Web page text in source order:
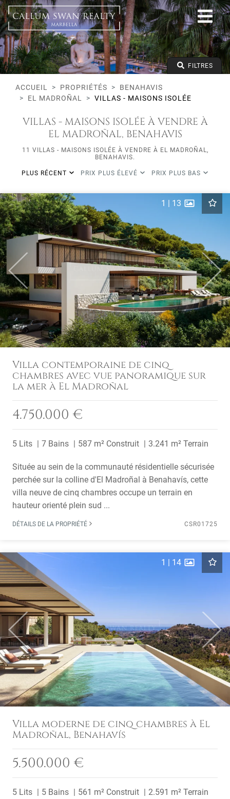
Tous les modes de vie
Benahavis
El Madroñal
Villas - Maisons Isolée
Prix à partir de
Prix jusqu'à
Lits minimums FILTRES
ACCUEIL PROPRIÉTÉS
BENAHAVIS
EL MADROÑAL
VILLAS - MAISONS ISOLÉE
VILLAS - MAISONS ISOLÉE À VENDRE À
EL MADROÑAL, BENAHAVIS
11 VILLAS - MAISONS ISOLÉE À VENDRE À EL MADROÑAL,
BENAHAVIS.
PLUS RÉCENT PRIX PLUS ÉLEVÉ PRIX PLUS BAS
Previous Next
1 | 13
Villa contemporaine de cinq
chambres avec vue panoramique sur
la mer à El Madroñal
4.750.000 €
5 Lits 7 Bains 587 m² Construit 3.241 m² Terrain
Située au sein de la communauté résidentielle sécurisée
perchée sur la colline d'El Madroñal à Benahavís, cette
villa neuve de cinq chambres occupe un terrain en
hauteur orienté plein sud ...
DÉTAILS DE LA PROPRIÉTÉ CSR01725
Previous Next
1 | 14
Villa moderne de cinq chambres à El
Madroñal, Benahavís
5.500.000 €
5 Lits 5 Bains 561 m² Construit 2.591 m² Terrain